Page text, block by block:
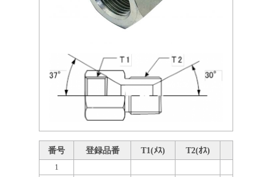
番号 登録品番 T1(ﾒｽ) T2(ｵｽ)
1